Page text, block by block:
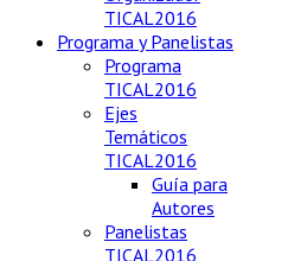
TICAL2016
Programa y Panelistas
Programa
TICAL2016
Ejes
Temáticos
TICAL2016
Guía para
Autores
Panelistas
TICAL2016